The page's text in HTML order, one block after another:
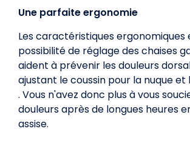
Une parfaite ergonomie
Les caractéristiques ergonomiques
possibilité de réglage des chaises
aident à prévenir les douleurs
ajustant le coussin pour la nuque et
. Vous n'avez donc plus à vous
douleurs après de longues heures
assise.